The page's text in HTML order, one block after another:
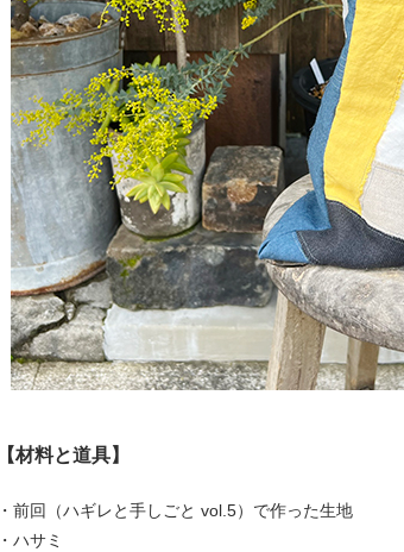
【材料と道具】
・前回 （ハギレと手しごと vol.5） で作った生地
・ハサミ